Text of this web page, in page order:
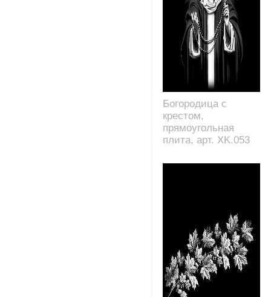
Богородица с
крестом,
прямоугольная
плита, арт. XK.053